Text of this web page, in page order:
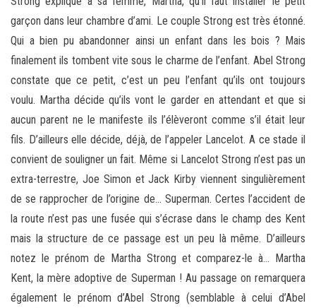
garçon dans leur chambre d’ami. Le couple Strong est très étonné.
Qui a bien pu abandonner ainsi un enfant dans les bois ? Mais
finalement ils tombent vite sous le charme de l’enfant. Abel Strong
constate que ce petit, c’est un peu l’enfant qu’ils ont toujours
voulu. Martha décide qu’ils vont le garder en attendant et que si
aucun parent ne le manifeste ils l’élèveront comme s’il était leur
fils. D’ailleurs elle décide, déjà, de l’appeler Lancelot. A ce stade il
convient de souligner un fait. Même si Lancelot Strong n’est pas un
extra-terrestre, Joe Simon et Jack Kirby viennent singulièrement
de se rapprocher de l’origine de… Superman. Certes l’accident de
la route n’est pas une fusée qui s’écrase dans le champ des Kent
mais la structure de ce passage est un peu là même. D’ailleurs
notez le prénom de Martha Strong et comparez-le à… Martha
Kent, la mère adoptive de Superman ! Au passage on remarquera
également le prénom d’Abel Strong (semblable à celui d’Abel